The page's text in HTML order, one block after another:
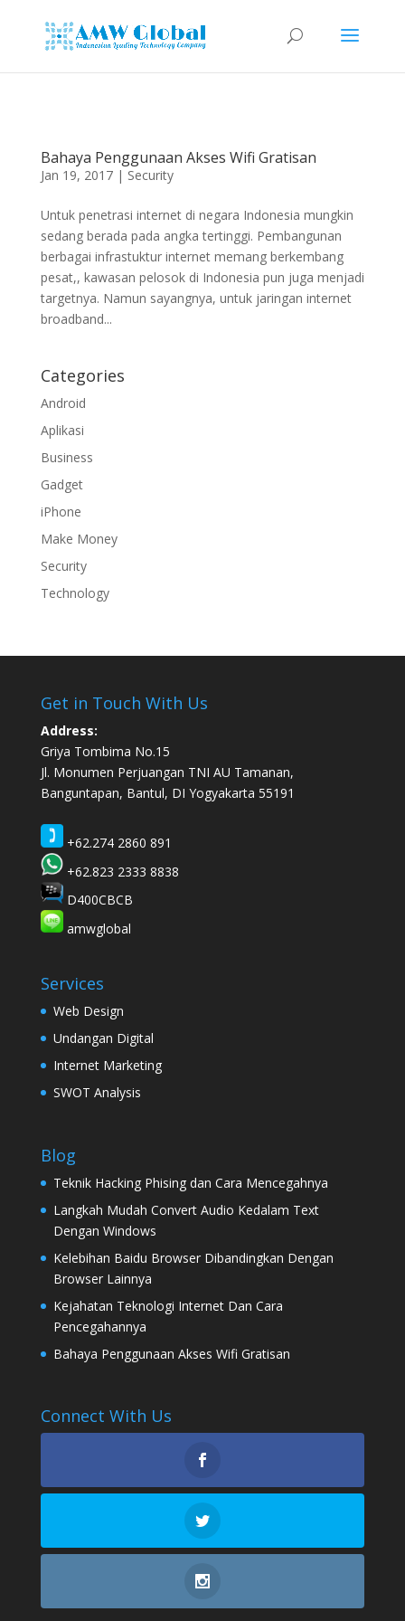
Bahaya Penggunaan Akses Wifi Gratisan
Jan 19, 2017| Security
Untuk penetrasi internet di negara Indonesia mungkin
sedang berada pada angka tertinggi. Pembangunan
berbagai infrastuktur internet memang berkembang
pesat,, kawasan pelosok di Indonesia pun juga menjadi
targetnya. Namun sayangnya, untuk jaringan internet
broadband...
Categories
Android
Aplikasi
Business
Gadget
iPhone
Make Money
Security
Technology
Get in Touch With Us
Address:
Griya Tombima No.15
Jl. Monumen Perjuangan TNI AU Tamanan,
Banguntapan, Bantul, DI Yogyakarta 55191
+62.274 2860 891
+62.823 2333 8838
D400CBCB
amwglobal
Services
Web Design
Undangan Digital
Internet Marketing
SWOT Analysis
Blog
Teknik Hacking Phising dan Cara Mencegahnya
Langkah Mudah Convert Audio Kedalam Text
Dengan Windows
Kelebihan Baidu Browser Dibandingkan Dengan
Browser Lainnya
Kejahatan Teknologi Internet Dan Cara
Pencegahannya
Bahaya Penggunaan Akses Wifi Gratisan
Connect With Us